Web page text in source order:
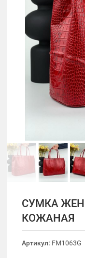
СУМКА
КОЖАНАЯ
Артикул: FM1063G